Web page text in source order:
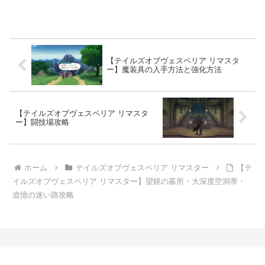
【テイルズオブヴェスペリア リマスタ
ー】魔装具の入手方法と強化方法
【テイルズオブヴェスペリア リマスタ
ー】闘技場攻略
ホーム テイルズオブヴェスペリア リマスター
【テ
イルズオブヴェスペリア リマスター】望鏡の墓所・大深度空洞帯・
追憶の迷い路攻略